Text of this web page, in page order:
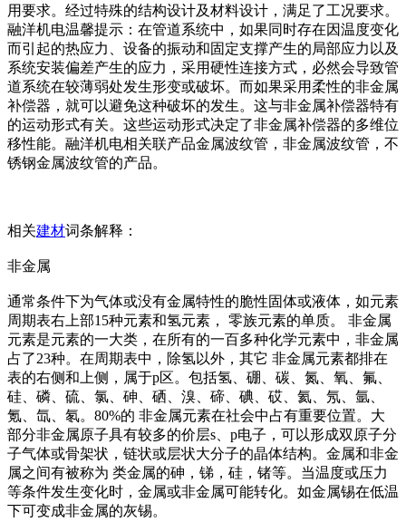
用要求。经过特殊的结构设计及材料设计，满足了工况要求。
融洋机电温馨提示：在管道系统中，如果同时存在因温度变化
而引起的热应力、设备的振动和固定支撑产生的局部应力以及
系统安装偏差产生的应力，采用硬性连接方式，必然会导致管
道系统在较薄弱处发生形变或破坏。而如果采用柔性的非金属
补偿器，就可以避免这种破坏的发生。这与非金属补偿器特有
的运动形式有关。这些运动形式决定了非金属补偿器的多维位
移性能。融洋机电相关联产品金属波纹管，非金属波纹管，不
锈钢金属波纹管的产品。
相关建材词条解释：
非金属
通常条件下为气体或没有金属特性的脆性固体或液体，如元素
周期表右上部15种元素和氢元素， 零族元素的单质。 非金属
元素是元素的一大类，在所有的一百多种化学元素中，非金属
占了23种。在周期表中，除氢以外，其它 非金属元素都排在
表的右侧和上侧，属于p区。包括氢、硼、碳、氮、氧、氟、
硅、磷、硫、氯、砷、硒、溴、碲、碘、砹、氦、氖、氩、
氪、氙、氡。80%的 非金属元素在社会中占有重要位置。大
部分非金属原子具有较多的价层s、p电子，可以形成双原子分
子气体或骨架状，链状或层状大分子的晶体结构。金属和非金
属之间有被称为 类金属的砷，锑，硅，锗等。当温度或压力
等条件发生变化时，金属或非金属可能转化。如金属锡在低温
下可变成非金属的灰锡。